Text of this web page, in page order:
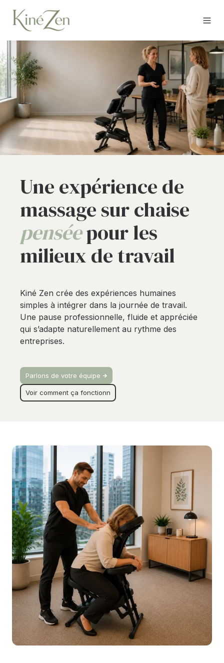
Une expérience de
massage sur chaise
penséepour les
milieux de travail
Kiné Zen crée des expériences humaines
simples à intégrer dans la journée de travail.
Une pause professionnelle, fluide et appréciée
qui s’adapte naturellement au rythme des
entreprises.
Parlons de votre équipe
Voir comment ça fonctionn